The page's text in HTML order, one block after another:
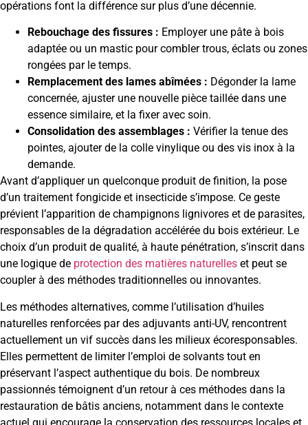
opérations font la différence sur plus d’une décennie.
Rebouchage des fissures : Employer une pâte à bois
adaptée ou un mastic pour combler trous, éclats ou zones
rongées par le temps.
Remplacement des lames abîmées : Dégonder la lame
concernée, ajuster une nouvelle pièce taillée dans une
essence similaire, et la fixer avec soin.
Consolidation des assemblages : Vérifier la tenue des
pointes, ajouter de la colle vinylique ou des vis inox à la
demande.
Avant d’appliquer un quelconque produit de finition, la pose
d’un traitement fongicide et insecticide s’impose. Ce geste
prévient l’apparition de champignons lignivores et de parasites,
responsables de la dégradation accélérée du bois extérieur. Le
choix d’un produit de qualité, à haute pénétration, s’inscrit dans
une logique de protection des matières naturelles et peut se
coupler à des méthodes traditionnelles ou innovantes.
Les méthodes alternatives, comme l’utilisation d’huiles
naturelles renforcées par des adjuvants anti-UV, rencontrent
actuellement un vif succès dans les milieux écoresponsables.
Elles permettent de limiter l’emploi de solvants tout en
préservant l’aspect authentique du bois. De nombreux
passionnés témoignent d’un retour à ces méthodes dans la
restauration de bâtis anciens, notamment dans le contexte
actuel qui encourage la conservation des ressources locales et